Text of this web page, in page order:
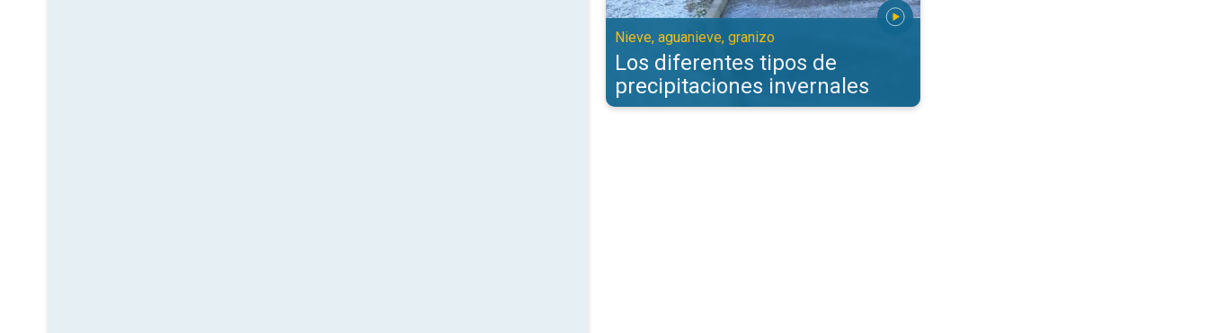
Nieve, aguanieve, granizo
Los diferentes tipos de
precipitaciones invernales